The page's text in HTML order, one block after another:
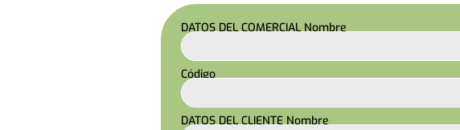
DATOS DEL COMERCIAL Nombre
Código
DATOS DEL CLIENTE Nombre